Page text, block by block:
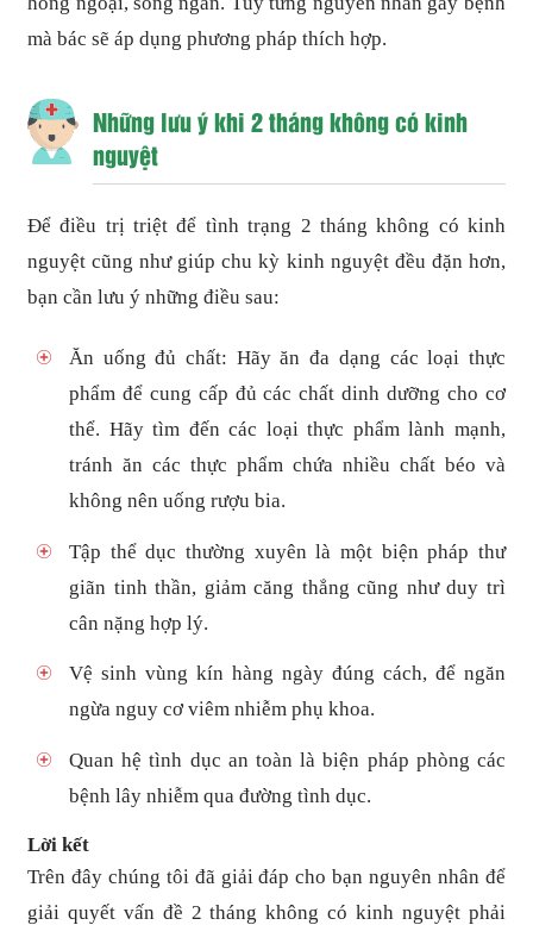
mà bác sẽ áp dụng phương pháp thích hợp.
Những lưu ý khi 2 tháng không có kinh
nguyệt
Để điều trị triệt để tình trạng 2 tháng không có kinh
nguyệt cũng như giúp chu kỳ kinh nguyệt đều đặn hơn,
bạn cần lưu ý những điều sau:
Ăn uống đủ chất: Hãy ăn đa dạng các loại thực
phẩm để cung cấp đủ các chất dinh dưỡng cho cơ
thể. Hãy tìm đến các loại thực phẩm lành mạnh,
tránh ăn các thực phẩm chứa nhiều chất béo và
không nên uống rượu bia.
Tập thể dục thường xuyên là một biện pháp thư
giãn tinh thần, giảm căng thẳng cũng như duy trì
cân nặng hợp lý.
Vệ sinh vùng kín hàng ngày đúng cách, để ngăn
ngừa nguy cơ viêm nhiễm phụ khoa.
Quan hệ tình dục an toàn là biện pháp phòng các
bệnh lây nhiễm qua đường tình dục.
Lời kết
Trên đây chúng tôi đã giải đáp cho bạn nguyên nhân để
giải quyết vấn đề 2 tháng không có kinh nguyệt phải